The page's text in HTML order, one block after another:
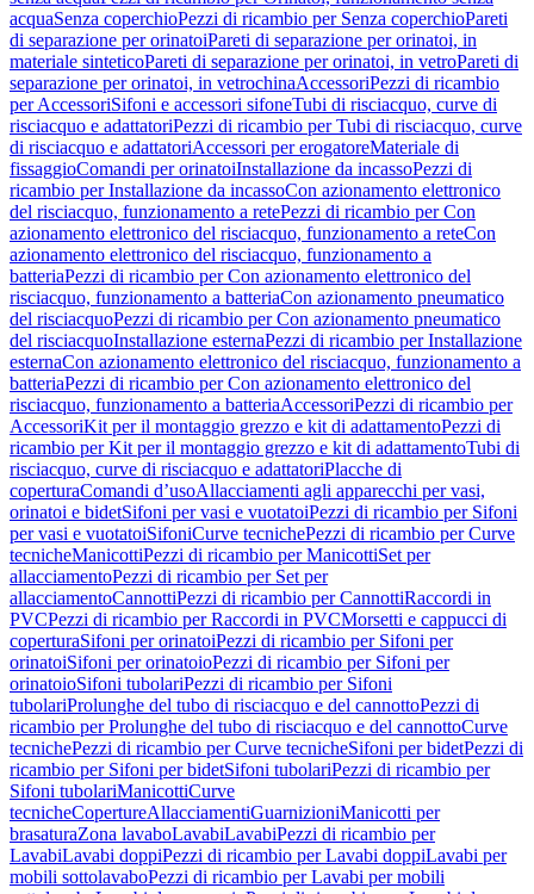
acquaSenza coperchioPezzi di ricambio per Senza coperchioPareti
di separazione per orinatoiPareti di separazione per orinatoi, in
materiale sinteticoPareti di separazione per orinatoi, in vetroPareti di
separazione per orinatoi, in vetrochinaAccessoriPezzi di ricambio
per AccessoriSifoni e accessori sifoneTubi di risciacquo, curve di
risciacquo e adattatoriPezzi di ricambio per Tubi di risciacquo, curve
di risciacquo e adattatoriAccessori per erogatoreMateriale di
fissaggioComandi per orinatoiInstallazione da incassoPezzi di
ricambio per Installazione da incassoCon azionamento elettronico
del risciacquo, funzionamento a retePezzi di ricambio per Con
azionamento elettronico del risciacquo, funzionamento a reteCon
azionamento elettronico del risciacquo, funzionamento a
batteriaPezzi di ricambio per Con azionamento elettronico del
risciacquo, funzionamento a batteriaCon azionamento pneumatico
del risciacquoPezzi di ricambio per Con azionamento pneumatico
del risciacquoInstallazione esternaPezzi di ricambio per Installazione
esternaCon azionamento elettronico del risciacquo, funzionamento a
batteriaPezzi di ricambio per Con azionamento elettronico del
risciacquo, funzionamento a batteriaAccessoriPezzi di ricambio per
AccessoriKit per il montaggio grezzo e kit di adattamentoPezzi di
ricambio per Kit per il montaggio grezzo e kit di adattamentoTubi di
risciacquo, curve di risciacquo e adattatoriPlacche di
coperturaComandi d’usoAllacciamenti agli apparecchi per vasi,
orinatoi e bidetSifoni per vasi e vuotatoiPezzi di ricambio per Sifoni
per vasi e vuotatoiSifoniCurve tecnichePezzi di ricambio per Curve
tecnicheManicottiPezzi di ricambio per ManicottiSet per
allacciamentoPezzi di ricambio per Set per
allacciamentoCannottiPezzi di ricambio per CannottiRaccordi in
PVCPezzi di ricambio per Raccordi in PVCMorsetti e cappucci di
coperturaSifoni per orinatoiPezzi di ricambio per Sifoni per
orinatoiSifoni per orinatoioPezzi di ricambio per Sifoni per
orinatoioSifoni tubolariPezzi di ricambio per Sifoni
tubolariProlunghe del tubo di risciacquo e del cannottoPezzi di
ricambio per Prolunghe del tubo di risciacquo e del cannottoCurve
tecnichePezzi di ricambio per Curve tecnicheSifoni per bidetPezzi di
ricambio per Sifoni per bidetSifoni tubolariPezzi di ricambio per
Sifoni tubolariManicottiCurve
tecnicheCopertureAllacciamentiGuarnizioniManicotti per
brasaturaZona lavaboLavabiLavabiPezzi di ricambio per
LavabiLavabi doppiPezzi di ricambio per Lavabi doppiLavabi per
mobili sottolavaboPezzi di ricambio per Lavabi per mobili